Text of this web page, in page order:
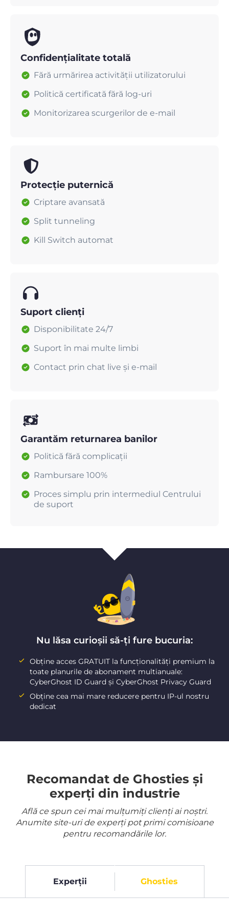
Confidențialitate totală
Fără urmărirea activității utilizatorului
Politică certificată fără log-uri
Monitorizarea scurgerilor de e-mail
Protecție puternică
Criptare avansată
Split tunneling
Kill Switch automat
Suport clienți
Disponibilitate 24/7
Suport în mai multe limbi
Contact prin chat live și e-mail
Garantăm returnarea banilor
Politică fără complicații
Rambursare 100%
Proces simplu prin intermediul Centrului
de suport
Nu lăsa curioșii să-ți fure bucuria:
Obține acces GRATUIT la funcționalități premium la
toate planurile de abonament multianuale:
CyberGhost ID Guard și CyberGhost Privacy Guard
Obține cea mai mare reducere pentru IP-ul nostru
dedicat
Recomandat de Ghosties și
experți din industrie
Află ce spun cei mai mulțumiți clienți ai noștri.
Anumite site-uri de experți pot primi comisioane
pentru recomandările lor.
Experții Ghosties